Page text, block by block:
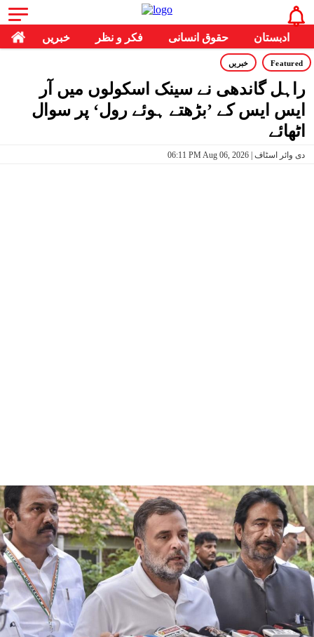
خبریں فکر و نظر حقوق انسانی ادبستان
Featured خبریں
راہل گاندھی نے سینک اسکولوں میں آر
ایس ایس کے ’بڑھتے ہوئے رول‘ پر سوال
اٹھائے
06:11 PM Aug 06, 2026 | دی وائر اسٹاف